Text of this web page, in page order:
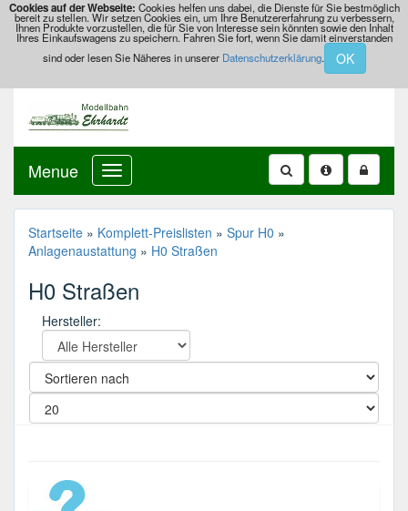
Cookies auf der Webseite: Cookies helfen uns dabei, die Dienste für Sie bestmöglich
bereit zu stellen. Wir setzen Cookies ein, um Ihre Benutzererfahrung zu verbessern,
Ihnen Produkte vorzustellen, die für Sie von Interesse sein könnten sowie den Inhalt
Ihres Einkaufswagens zu speichern. Fahren Sie fort, wenn Sie damit einverstanden
sind oder lesen Sie Näheres in unserer Datenschutzerklärung. OK
Menue
Startseite » Komplett-Preislisten » Spur H0 »
Anlagenaustattung » H0 Straßen
H0 Straßen
Hersteller: